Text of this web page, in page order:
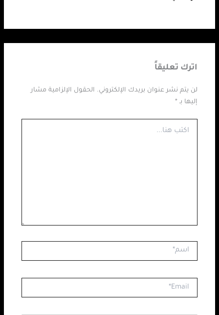
اترك تعليقاً
لن يتم نشر عنوان بريدك الإلكتروني. الحقول الإلزامية مشار
إليها بـ*
هنا...
اسم*
Email*